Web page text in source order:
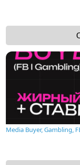
Media Buyer, Gambling,